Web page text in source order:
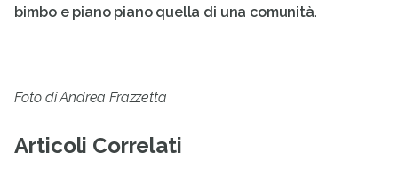
bimbo e piano piano quella di una comunità.
Foto di Andrea Frazzetta
Articoli Correlati